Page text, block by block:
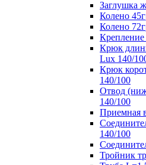
Заглушка
Колено
Колено
Крюк
Lux 140/
Крюк
140/100
Отвод
140/100
Приемная
140/100
Тройник